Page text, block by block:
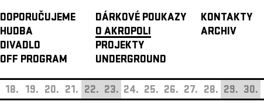
DOPORUČUJEME
HUDBA
DIVADLO
OFF PROGRAM
DÁRKOVÉ POUKAZY
O AKROPOLI
PROJEKTY
UNDERGROUND
KONTAKTY
ARCHIV
18. 19. 20. 21. 22. 23. 24. 25. 26. 27. 28. 29. 30.